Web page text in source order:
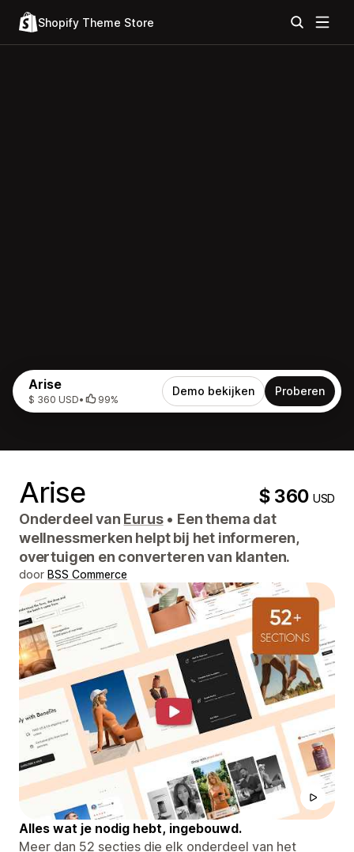
Shopify Theme Store
Arise
$ 360 USD• 99%
Demo bekijken Proberen
Arise $ 360USD
Onderdeel van Eurus • Een thema dat
wellnessmerken helpt bij het informeren,
overtuigen en converteren van klanten.
door BSS Commerce
Alles wat je nodig hebt, ingebouwd.
Meer dan 52 secties die elk onderdeel van het